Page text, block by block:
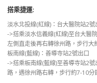
搭乘捷運:
淡水北投線(紅線)：台大醫院站2號
->搭乘淡水信義線(紅線)至台大醫
左側直走後再右轉徐州路，步行大
板南線(藍線)：善導寺站2號出口
->搭乘板南線(藍線)至善導寺站2
路，遇徐州路右轉，步行約7-10分